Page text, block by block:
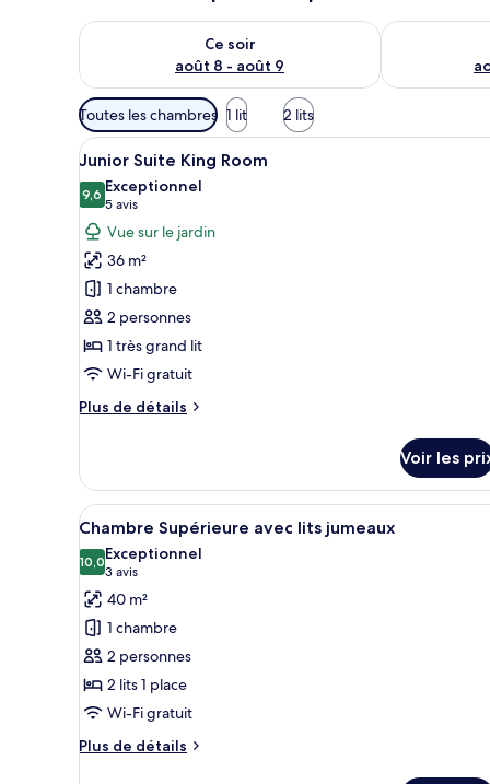
s
Ce soir
août 8 - août 9
Vérifier la disponibilité pour ce soir août 8 - août 9
Vérifier la
Filtres
disponibles
pour
les
chambres
Toutes les chambres 1 lit 2 lits
Afficher
toutes
les
photos
pour
ce
type
de
chambre :
Junior
Suite
Une chambre d’hôtel avec
18
Junior Suite King Room
9,69,6 sur 10
Exceptionnel
5 avis
(5 avis)
Vue sur le jardin
36 m²
1 chambre
2 personnes
1 très grand lit
Wi-Fi gratuit
Plus de détails
Plus
le
type
de
chambre
Junior
Suite
King
Room
Voir les
Afficher
toutes
les
photos
pour
ce
type
de
chambre :
Chambre
Minibar, coffres-forts dans
13
Chambre Supérieure avec lits jumeaux
10,010,0 sur 10
Exceptionnel
3 avis
(3 avis)
40 m²
1 chambre
2 personnes
2 lits 1 place
Wi-Fi gratuit
Plus de détails
Plus